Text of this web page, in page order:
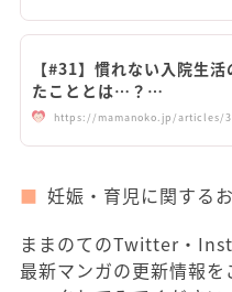
【#31】慣れない入院生
たこととは…？…
https://mamanoko.jp/articles/
妊娠・育児に関する
ままのてのTwitter・
最新マンガの更新情報